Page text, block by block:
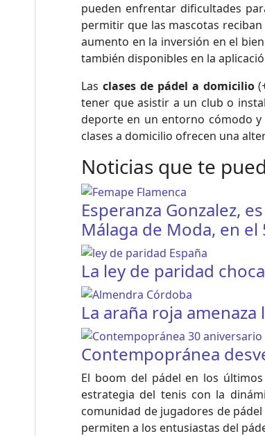
pueden enfrentar dificultades
permitir que las mascotas
aumento en la inversión en el
también disponibles en la
Las clases de pádel a domicilio
tener que asistir a un club o
deporte en un entorno cómodo y
clases a domicilio ofrecen una
Noticias que te
Esperanza Gonzalez,
Málaga de Moda, en
La ley de paridad
La araña roja
Contempopránea
El boom del pádel en los
estrategia del tenis con la
comunidad de jugadores de
permiten a los entusiastas del